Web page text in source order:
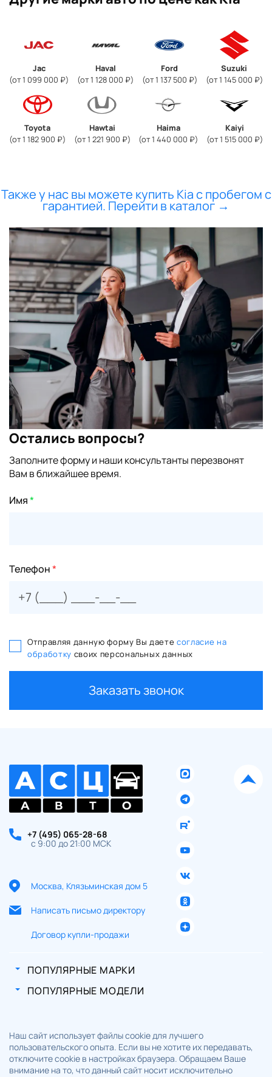
Jac
(от 1 099 000 ₽)
Haval
(от 1 128 000 ₽)
Ford
(от 1 137 500 ₽)
Suzuki
(от 1 145 000 ₽)
Toyota
(от 1 182 900 ₽)
Hawtai
(от 1 221 900 ₽)
Haima
(от 1 440 000 ₽)
Kaiyi
(от 1 515 000 ₽)
Также у нас вы можете купить Kia с пробегом с
гарантией. Перейти в каталог →
Остались вопросы?
Заполните форму и наши консультанты перезвонят
Вам в ближайшее время.
Имя*
Телефон*
Отправляя данную форму Вы даете согласие на
обработку своих персональных данных
Заказать звонок
+7 (495) 065-28-68
с 9:00 до 21:00 МСК
Москва, Клязьминская дом 5
Написать письмо директору
Договор купли-продажи
ПОПУЛЯРНЫЕ МАРКИ
ПОПУЛЯРНЫЕ МОДЕЛИ
Наш сайт использует файлы cookie для лучшего
пользовательского опыта. Если вы не хотите их передавать,
отключите cookie в настройках браузера. Обращаем Ваше
внимание на то, что данный сайт носит исключительно